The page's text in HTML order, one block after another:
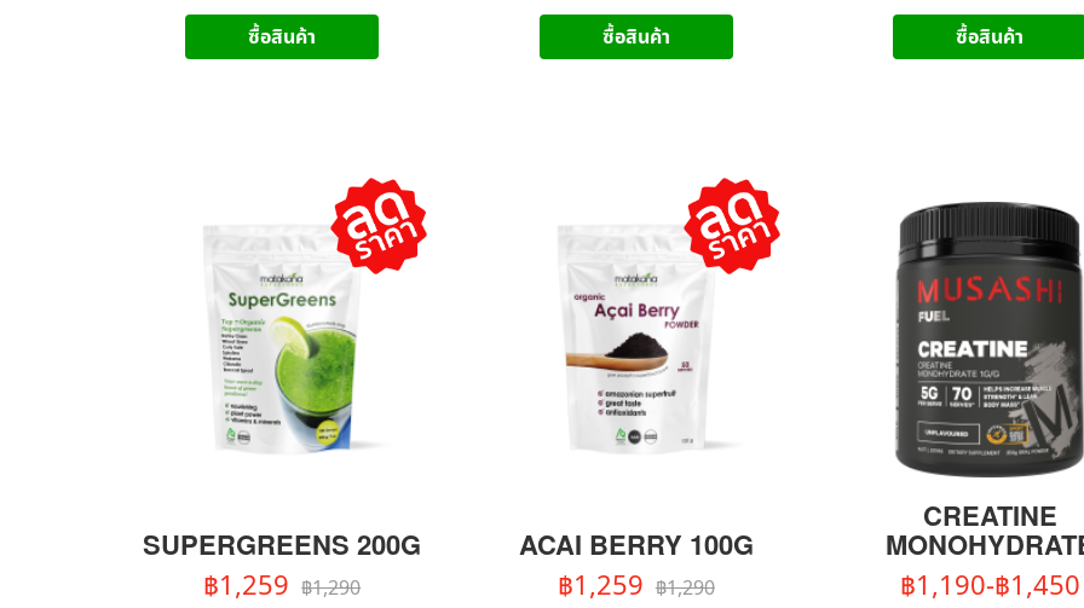
ซื้อสินค้า ซื้อสินค้า ซื้อสินค้า
SUPERGREENS 200G
฿1,259 ฿1,290
ACAI BERRY 100G
฿1,259 ฿1,290
CREATINE
฿1,190-฿1,450